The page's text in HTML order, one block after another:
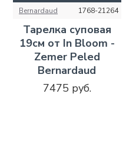
Bernardaud 1768-21264
Тарелка суповая
19см от In Bloom -
Zemer Peled
Bernardaud
7475 руб.